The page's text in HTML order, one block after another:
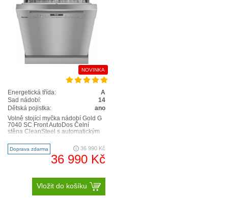
NOVINKA
Energetická třída:
A
Sad nádobí:
14
Dětská pojistka:
ano
Volně stojící myčka nádobí Gold G
7040 SC Front AutoDos Čelní
stěna CleanSteel s automatickým
integrovaným zásobníkem na Pow..
Doprava zdarma 36 990 Kč
36 990 Kč
Vložit do košíku